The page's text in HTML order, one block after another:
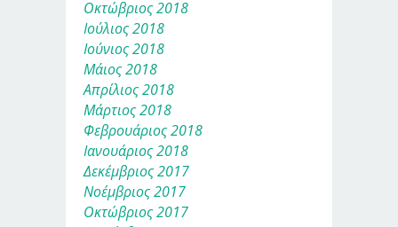
Οκτώβριος 2018
Ιούλιος 2018
Ιούνιος 2018
Μάιος 2018
Απρίλιος 2018
Μάρτιος 2018
Φεβρουάριος 2018
Ιανουάριος 2018
Δεκέμβριος 2017
Νοέμβριος 2017
Οκτώβριος 2017